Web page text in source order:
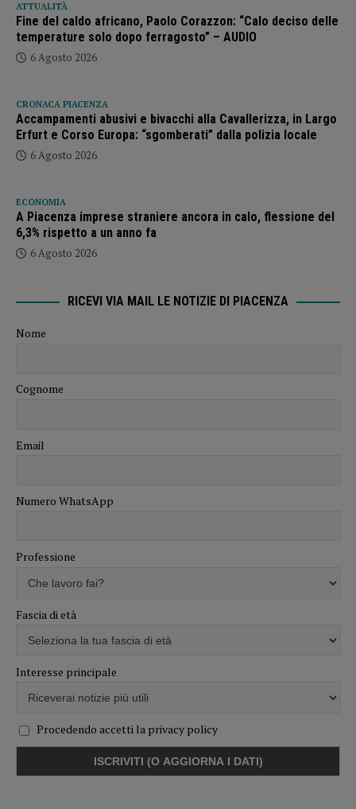
ATTUALITÀ
Fine del caldo africano, Paolo Corazzon: “Calo deciso delle
temperature solo dopo ferragosto” – AUDIO
6 Agosto 2026
CRONACA PIACENZA
Accampamenti abusivi e bivacchi alla Cavallerizza, in Largo
Erfurt e Corso Europa: “sgomberati” dalla polizia locale
6 Agosto 2026
ECONOMIA
A Piacenza imprese straniere ancora in calo, flessione del
6,3% rispetto a un anno fa
6 Agosto 2026
RICEVI VIA MAIL LE NOTIZIE DI PIACENZA
Nome
Cognome
Email
Numero WhatsApp
Professione
Fascia di età
Interesse principale
Procedendo accetti la privacy policy